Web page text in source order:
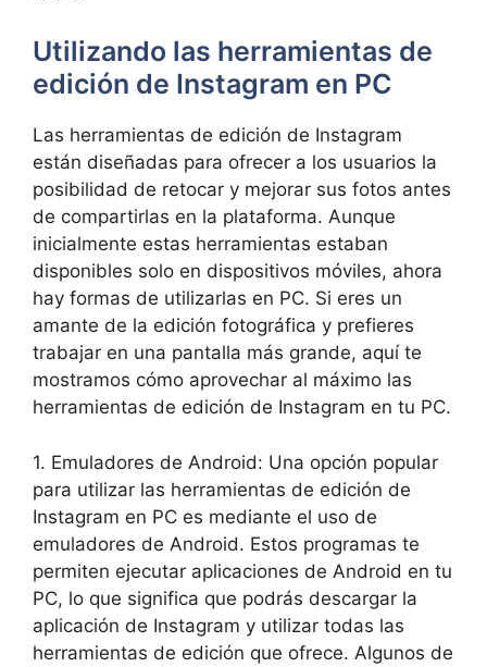
Utilizando las ⁣herramientas ‍de
edición de ⁣Instagram en PC
Las herramientas ‍de edición de ​Instagram
están diseñadas⁢ para ofrecer a los usuarios‍ la
posibilidad‍ de ‍retocar y⁤ mejorar sus ⁤fotos antes
de compartirlas‌ en la plataforma. Aunque
inicialmente estas‌ herramientas estaban
disponibles solo en ‍dispositivos⁣ móviles, ahora
⁤hay formas de utilizarlas en PC. Si eres un
amante de la​ edición fotográfica y prefieres
trabajar en una pantalla ‌más⁣ grande,​ aquí te
mostramos cómo aprovechar al máximo las
herramientas de edición de ⁤Instagram en tu PC.
1. Emuladores de Android: Una opción popular⁣
para utilizar las herramientas de edición de
Instagram en​ PC⁢ es mediante el uso de⁤
emuladores⁤ de​ Android. Estos programas te
⁤permiten ‌ejecutar ‌aplicaciones​ de Android en tu
PC, lo que significa que podrás ⁢descargar la
aplicación​ de Instagram⁣ y utilizar todas ⁤las
herramientas de edición que ofrece. Algunos de